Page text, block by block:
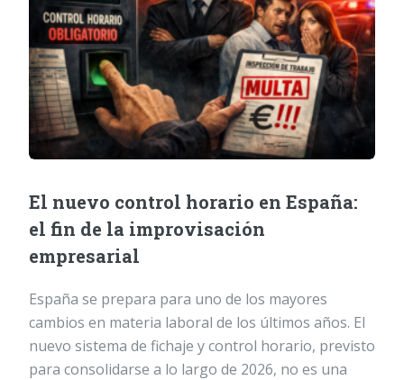
El nuevo control horario en España:
el fin de la improvisación
empresarial
España se prepara para uno de los mayores
cambios en materia laboral de los últimos años. El
nuevo sistema de fichaje y control horario, previsto
para consolidarse a lo largo de 2026, no es una